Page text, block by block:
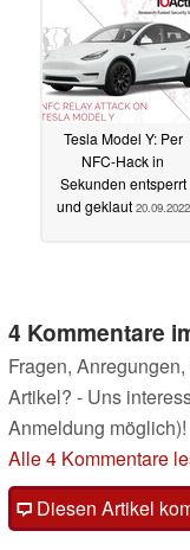
Tesla Model Y: Per
NFC-Hack in
Sekunden entsperrt
und geklaut 20.09.2022
4 Kommentare
Fragen,
Artikel? - Uns
Anmeldung möglich)!
Alle 4 Kommentare
Diesen Artikel